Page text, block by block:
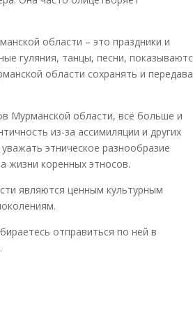
области – это праздники и
гуляния, танцы, песни,
области сохранять и
Мурманской области, всё больше и
из-за ассимиляции и других
этническое разнообразие
жизни коренных этносов.
являются ценным культурным
отправиться по ней в